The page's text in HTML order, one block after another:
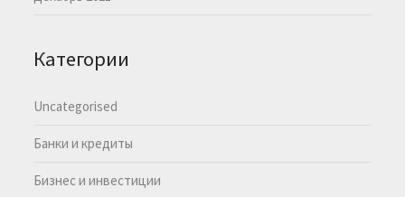
Категории
Uncategorised
Банки и кредиты
Бизнес и инвестиции